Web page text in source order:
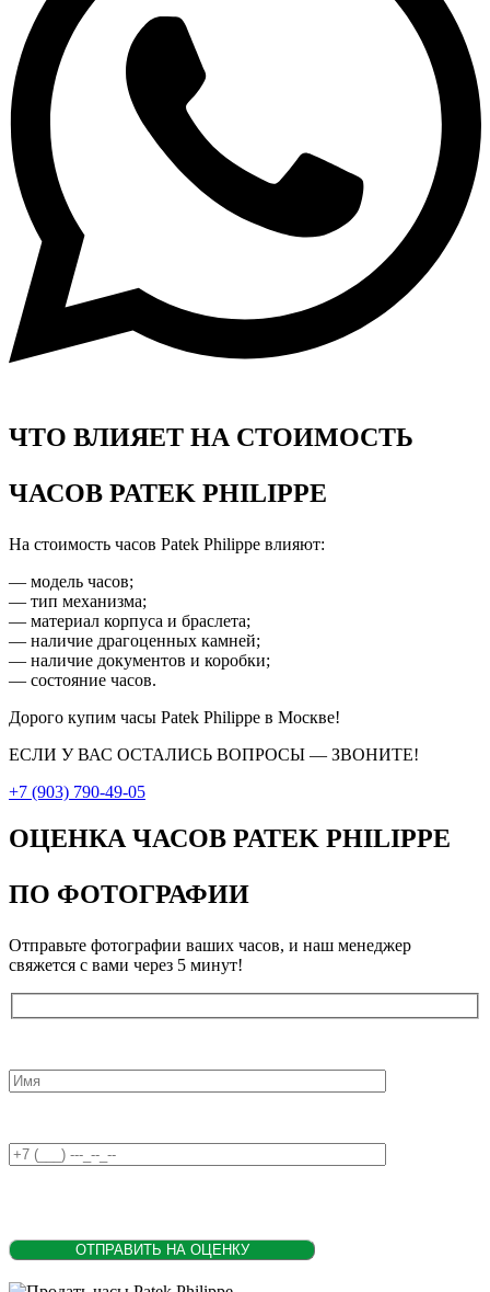
ЧТО ВЛИЯЕТ НА СТОИМОСТЬ
ЧАСОВ PATEK PHILIPPE
На стоимость часов Patek Philippe влияют:
— модель часов;
— тип механизма;
— материал корпуса и браслета;
— наличие драгоценных камней;
— наличие документов и коробки;
— состояние часов.
Дорого купим часы Patek Philippe в Москве!
ЕСЛИ У ВАС ОСТАЛИСЬ ВОПРОСЫ — ЗВОНИТЕ!
+7 (903) 790-49-05
ОЦЕНКА ЧАСОВ PATEK PHILIPPE
ПО ФОТОГРАФИИ
Отправьте фотографии ваших часов, и наш менеджер
свяжется с вами через 5 минут!